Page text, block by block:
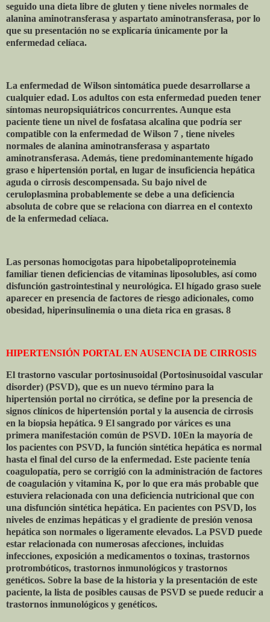
seguido una dieta libre de gluten y tiene niveles normales de
alanina aminotransferasa y aspartato aminotransferasa, por lo
que su presentación no se explicaría únicamente por la
enfermedad celíaca.
La enfermedad de Wilson sintomática puede desarrollarse a
cualquier edad. Los adultos con esta enfermedad pueden tener
síntomas neuropsiquiátricos concurrentes. Aunque esta
paciente tiene un nivel de fosfatasa alcalina que podría ser
compatible con la enfermedad de Wilson 7 , tiene niveles
normales de alanina aminotransferasa y aspartato
aminotransferasa. Además, tiene predominantemente hígado
graso e hipertensión portal, en lugar de insuficiencia hepática
aguda o cirrosis descompensada. Su bajo nivel de
ceruloplasmina probablemente se debe a una deficiencia
absoluta de cobre que se relaciona con diarrea en el contexto
de la enfermedad celíaca.
Las personas homocigotas para hipobetalipoproteinemia
familiar tienen deficiencias de vitaminas liposolubles, así como
disfunción gastrointestinal y neurológica. El hígado graso suele
aparecer en presencia de factores de riesgo adicionales, como
obesidad, hiperinsulinemia o una dieta rica en grasas. 8
HIPERTENSIÓN PORTAL EN AUSENCIA DE CIRROSIS
El trastorno vascular portosinusoidal (Portosinusoidal vascular
disorder) (PSVD), que es un nuevo término para la
hipertensión portal no cirrótica, se define por la presencia de
signos clínicos de hipertensión portal y la ausencia de cirrosis
en la biopsia hepática. 9 El sangrado por várices es una
primera manifestación común de PSVD. 10En la mayoría de
los pacientes con PSVD, la función sintética hepática es normal
hasta el final del curso de la enfermedad. Este paciente tenía
coagulopatía, pero se corrigió con la administración de factores
de coagulación y vitamina K, por lo que era más probable que
estuviera relacionada con una deficiencia nutricional que con
una disfunción sintética hepática. En pacientes con PSVD, los
niveles de enzimas hepáticas y el gradiente de presión venosa
hepática son normales o ligeramente elevados. La PSVD puede
estar relacionada con numerosas afecciones, incluidas
infecciones, exposición a medicamentos o toxinas, trastornos
protrombóticos, trastornos inmunológicos y trastornos
genéticos. Sobre la base de la historia y la presentación de este
paciente, la lista de posibles causas de PSVD se puede reducir a
trastornos inmunológicos y genéticos.